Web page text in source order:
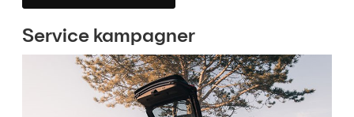
Service kampagner